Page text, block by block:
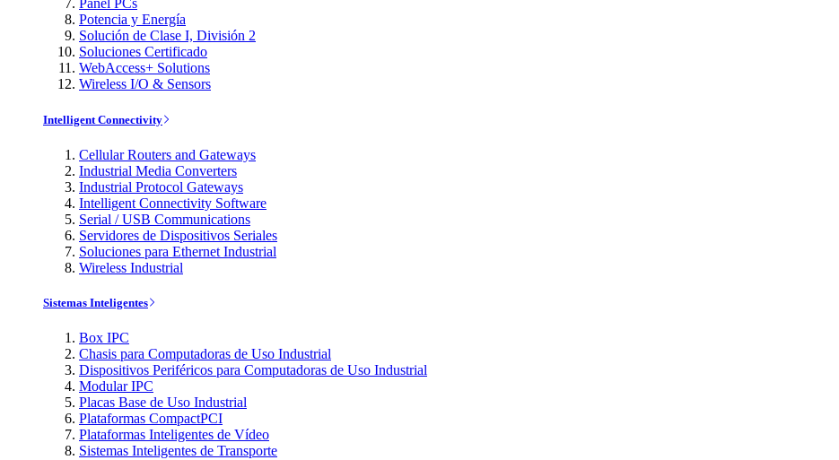
Panel PCs
Potencia y Energía
Solución de Clase I, División 2
Soluciones Certificado
WebAccess+ Solutions
Wireless I/O & Sensors
Intelligent Connectivity
Cellular Routers and Gateways
Industrial Media Converters
Industrial Protocol Gateways
Intelligent Connectivity Software
Serial / USB Communications
Servidores de Dispositivos Seriales
Soluciones para Ethernet Industrial
Wireless Industrial
Sistemas Inteligentes
Box IPC
Chasis para Computadoras de Uso Industrial
Dispositivos Periféricos para Computadoras de Uso Industrial
Modular IPC
Placas Base de Uso Industrial
Plataformas CompactPCI
Plataformas Inteligentes de Vídeo
Sistemas Inteligentes de Transporte